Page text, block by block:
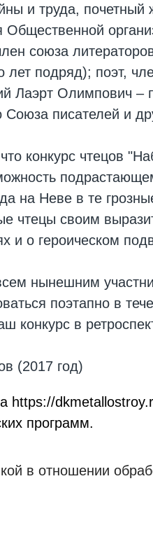
и труда,
Общественной
союза
лет подряд); поэт,
Лаэрт Олимпович –
Союза писателей и
конкурс чтецов
на Неве в те
чтецы своим
и о героическом
нынешним
поэтапно в
конкурс в
(2017 год)
https://
программ.
в отношении